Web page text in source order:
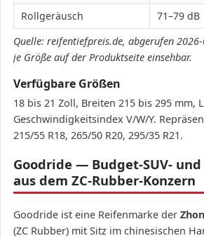
Rollgeräusch
71–79 dB
Quelle: reifentiefpreis.de, abgerufen
je Größe auf der Produktseite einsehbar.
Verfügbare Größen
18 bis 21 Zoll, Breiten 215 bis 295 mm,
Geschwindigkeitsindex V/W/Y.
215/55 R18, 265/50 R20, 295/35 R21.
Goodride — Budget-SUV-
aus dem ZC-Rubber-Konzern
Goodride ist eine Reifenmarke der
(ZC Rubber) mit Sitz im chinesischen